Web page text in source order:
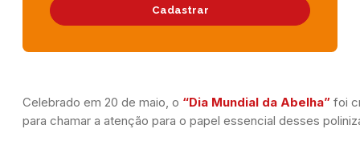
Celebrado em 20 de maio, o “Dia Mundial da Abelha” foi
para chamar a atenção para o papel essencial desses